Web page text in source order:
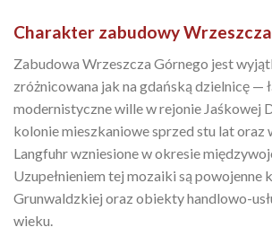
Charakter zabudowy
Zabudowa Wrzeszcza Górnego jest
zróżnicowana jak na gdańską dzielnicę —
modernistyczne wille w rejonie Jaśkowej
kolonie mieszkaniowe sprzed stu lat oraz
Langfuhr wzniesione w okresie
Uzupełnieniem tej mozaiki są powojenne
Grunwaldzkiej oraz obiekty handlowo-
wieku.